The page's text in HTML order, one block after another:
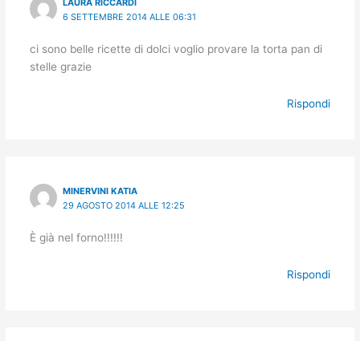
LAURA RICCARDI
6 SETTEMBRE 2014 ALLE 06:31
ci sono belle ricette di dolci voglio provare la torta pan di
stelle grazie
Rispondi
MINERVINI KATIA
29 AGOSTO 2014 ALLE 12:25
È già nel forno!!!!!!
Rispondi